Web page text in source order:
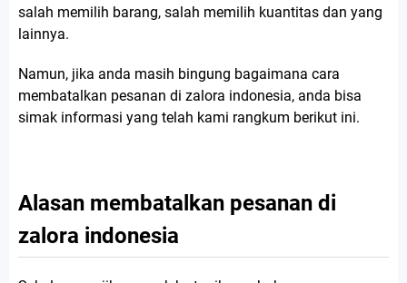
salah memilih barang, salah memilih kuantitas dan yang
lainnya.
Namun, jika anda masih bingung bagaimana cara
membatalkan pesanan di zalora indonesia, anda bisa
simak informasi yang telah kami rangkum berikut ini.
Alasan membatalkan pesanan di
zalora indonesia